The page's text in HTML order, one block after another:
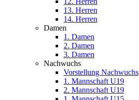
13. Herren
14. Herren
Damen
1. Damen
2. Damen
3. Damen
Nachwuchs
Vorstellung Nachwuchs
1. Mannschaft U19
2. Mannschaft U19